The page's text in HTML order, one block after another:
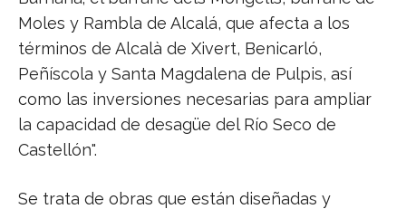
Moles y Rambla de Alcalá, que afecta a los
términos de Alcalà de Xivert, Benicarló,
Peñíscola y Santa Magdalena de Pulpis, así
como las inversiones necesarias para ampliar
la capacidad de desagüe del Río Seco de
Castellón".
Se trata de obras que están diseñadas y